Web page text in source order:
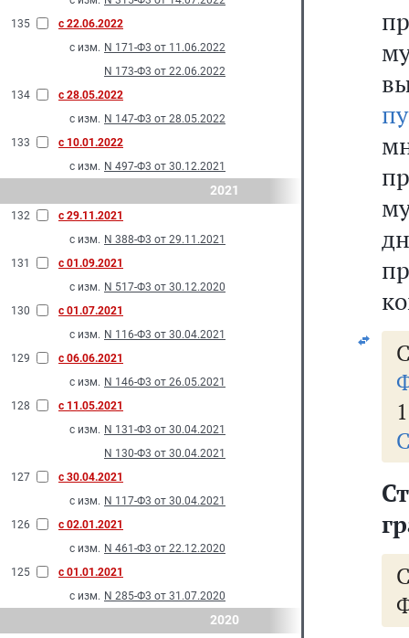
135
с 22.06.2022
с изм. N 171-Ф3 от 11.06.2022
N 173-Ф3 от 22.06.2022
134
с 28.05.2022
с изм. N 147-Ф3 от 28.05.2022
133
с 10.01.2022
с изм. N 497-Ф3 от 30.12.2021
2021
132
с 29.11.2021
с изм. N 388-Ф3 от 29.11.2021
131
с 01.09.2021
с изм. N 517-Ф3 от 30.12.2020
130
с 01.07.2021
с изм. N 116-Ф3 от 30.04.2021
129
с 06.06.2021
с изм. N 146-Ф3 от 26.05.2021
128
с 11.05.2021
с изм. N 131-Ф3 от 30.04.2021
N 130-Ф3 от 30.04.2021
127
с 30.04.2021
с изм. N 117-Ф3 от 30.04.2021
126
с 02.01.2021
с изм. N 461-Ф3 от 22.12.2020
125
с 01.01.2021
с изм. N 285-Ф3 от 31.07.2020
2020